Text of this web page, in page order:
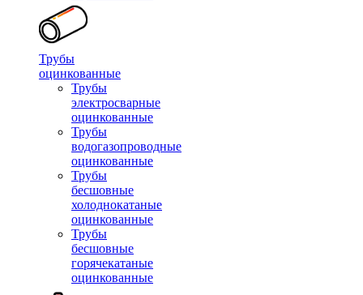
Трубы
оцинкованные
Трубы
электросварные
оцинкованные
Трубы
водогазопроводные
оцинкованные
Трубы
бесшовные
холоднокатаные
оцинкованные
Трубы
бесшовные
горячекатаные
оцинкованные